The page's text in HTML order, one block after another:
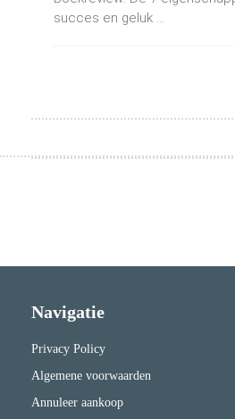
succes en geluk ...
Navigatie
Privacy Policy
Algemene voorwaarden
Annuleer aankoop